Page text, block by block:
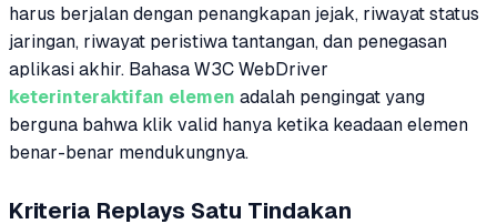
harus berjalan dengan penangkapan jejak, riwayat status
jaringan, riwayat peristiwa tantangan, dan penegasan
aplikasi akhir. Bahasa W3C WebDriver
keterinteraktifan elemen adalah pengingat yang
berguna bahwa klik valid hanya ketika keadaan elemen
benar-benar mendukungnya.
Kriteria Replays Satu Tindakan